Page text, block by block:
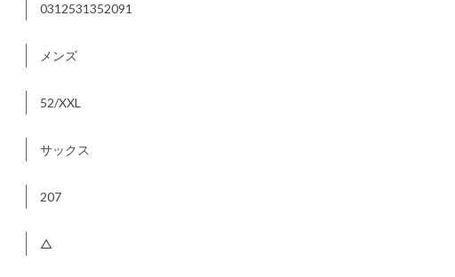
0312531352091
メンズ
52/XXL
サックス
207
△